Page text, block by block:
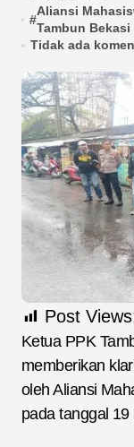
#
Aliansi
Tambun Bekasi
Tidak ada
Post
Ketua PPK Tambun Selatan, Nova Prayoga,
memberikan
oleh Aliansi
pada tanggal